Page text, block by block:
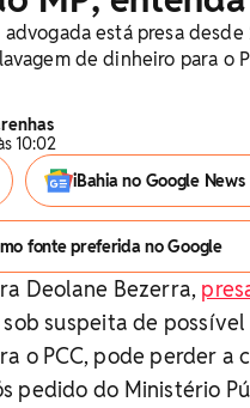
está presa desde
de dinheiro para o
10:02
iBahia no Google News
fonte preferida no Google
Deolane Bezerra,
sob suspeita de
o PCC, pode perder a
pedido do Ministério